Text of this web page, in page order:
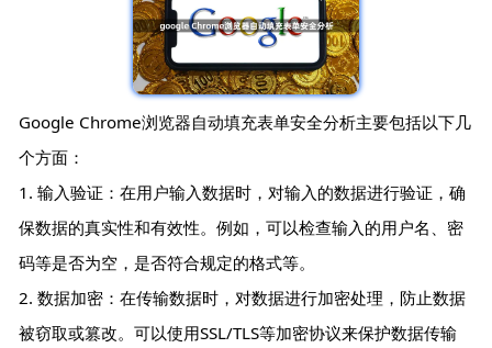
Google Chrome浏览器自动填充表单安全分析主要包括以下几
个方面：
1. 输入验证：在用户输入数据时，对输入的数据进行验证，确
保数据的真实性和有效性。例如，可以检查输入的用户名、密
码等是否为空，是否符合规定的格式等。
2. 数据加密：在传输数据时，对数据进行加密处理，防止数据
被窃取或篡改。可以使用SSL/TLS等加密协议来保护数据传输